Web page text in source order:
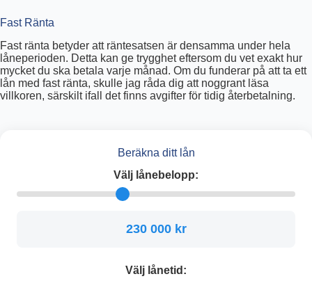
Fast Ränta
Fast ränta betyder att räntesatsen är densamma under hela
låneperioden. Detta kan ge trygghet eftersom du vet exakt hur
mycket du ska betala varje månad. Om du funderar på att ta ett
lån med fast ränta, skulle jag råda dig att noggrant läsa
villkoren, särskilt ifall det finns avgifter för tidig återbetalning.
Beräkna ditt lån
Välj lånebelopp:
230 000 kr
Välj lånetid: